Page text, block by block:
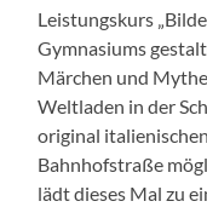
Leistungskurs
Gymnasiums
Märchen und
Weltladen in der
original
Bahnhofstraße
lädt dieses Mal zu